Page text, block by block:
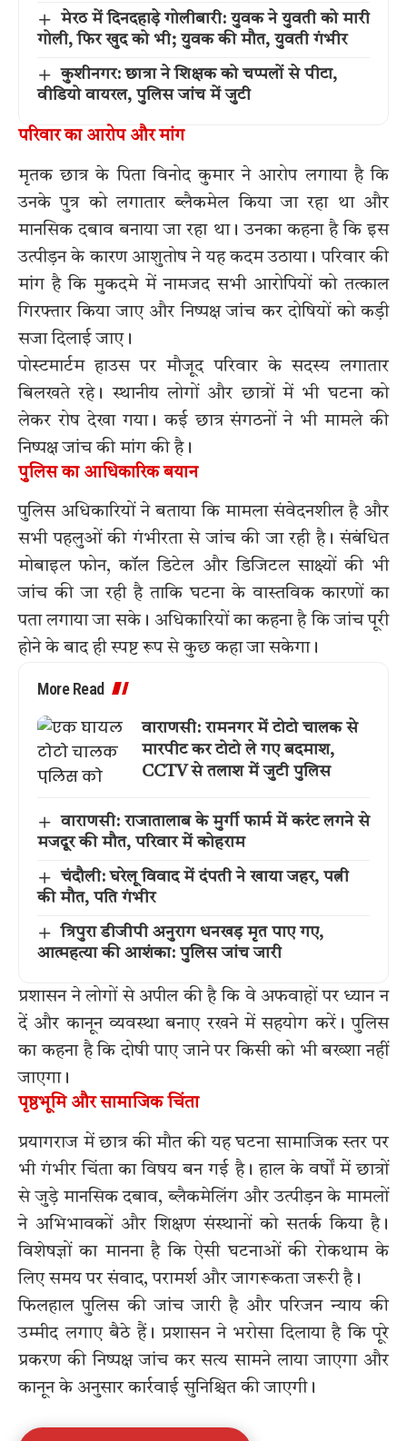
मेरठ में दिनदहाड़े गोलीबारी: युवक ने युवती को मारी
गोली, फिर खुद को भी; युवक की मौत, युवती गंभीर
कुशीनगर: छात्रा ने शिक्षक को चप्पलों से पीटा,
वीडियो वायरल, पुलिस जांच में जुटी
परिवार का आरोप और मांग
मृतक छात्र के पिता विनोद कुमार ने आरोप लगाया है कि
उनके पुत्र को लगातार ब्लैकमेल किया जा रहा था और
मानसिक दबाव बनाया जा रहा था। उनका कहना है कि इस
उत्पीड़न के कारण आशुतोष ने यह कदम उठाया। परिवार की
मांग है कि मुकदमे में नामजद सभी आरोपियों को तत्काल
गिरफ्तार किया जाए और निष्पक्ष जांच कर दोषियों को कड़ी
सजा दिलाई जाए।
पोस्टमार्टम हाउस पर मौजूद परिवार के सदस्य लगातार
बिलखते रहे। स्थानीय लोगों और छात्रों में भी घटना को
लेकर रोष देखा गया। कई छात्र संगठनों ने भी मामले की
निष्पक्ष जांच की मांग की है।
पुलिस का आधिकारिक बयान
पुलिस अधिकारियों ने बताया कि मामला संवेदनशील है और
सभी पहलुओं की गंभीरता से जांच की जा रही है। संबंधित
मोबाइल फोन, कॉल डिटेल और डिजिटल साक्ष्यों की भी
जांच की जा रही है ताकि घटना के वास्तविक कारणों का
पता लगाया जा सके। अधिकारियों का कहना है कि जांच पूरी
होने के बाद ही स्पष्ट रूप से कुछ कहा जा सकेगा।
More Read
वाराणसी: रामनगर में टोटो चालक से
मारपीट कर टोटो ले गए बदमाश,
CCTV से तलाश में जुटी पुलिस
वाराणसी: राजातालाब के मुर्गी फार्म में करंट लगने से
मजदूर की मौत, परिवार में कोहराम
चंदौली: घरेलू विवाद में दंपती ने खाया जहर, पत्नी
की मौत, पति गंभीर
त्रिपुरा डीजीपी अनुराग धनखड़ मृत पाए गए,
आत्महत्या की आशंका: पुलिस जांच जारी
प्रशासन ने लोगों से अपील की है कि वे अफवाहों पर ध्यान न
दें और कानून व्यवस्था बनाए रखने में सहयोग करें। पुलिस
का कहना है कि दोषी पाए जाने पर किसी को भी बख्शा नहीं
जाएगा।
पृष्ठभूमि और सामाजिक चिंता
प्रयागराज में छात्र की मौत की यह घटना सामाजिक स्तर पर
भी गंभीर चिंता का विषय बन गई है। हाल के वर्षों में छात्रों
से जुड़े मानसिक दबाव, ब्लैकमेलिंग और उत्पीड़न के मामलों
ने अभिभावकों और शिक्षण संस्थानों को सतर्क किया है।
विशेषज्ञों का मानना है कि ऐसी घटनाओं की रोकथाम के
लिए समय पर संवाद, परामर्श और जागरूकता जरूरी है।
फिलहाल पुलिस की जांच जारी है और परिजन न्याय की
उम्मीद लगाए बैठे हैं। प्रशासन ने भरोसा दिलाया है कि पूरे
प्रकरण की निष्पक्ष जांच कर सत्य सामने लाया जाएगा और
कानून के अनुसार कार्रवाई सुनिश्चित की जाएगी।